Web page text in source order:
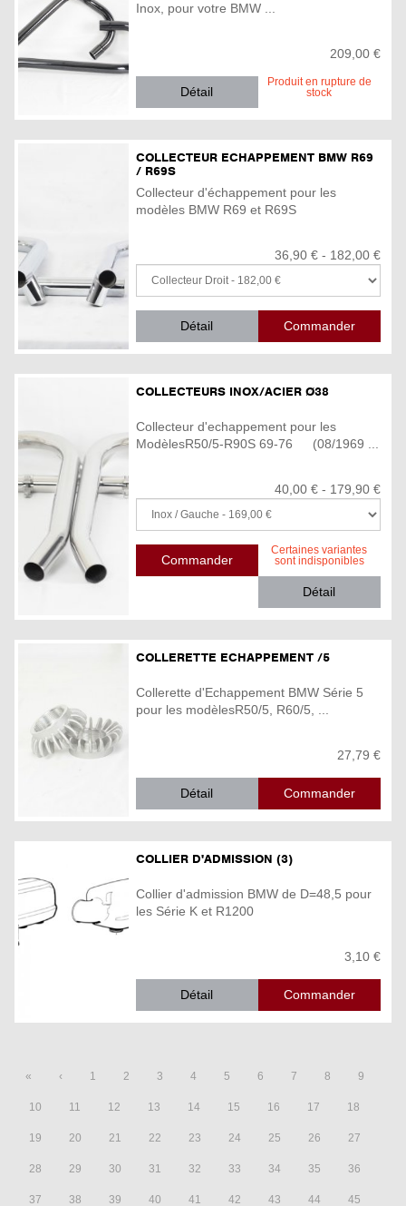
Inox, pour votre BMW ...
209,00 €
Produit en rupture de
stock
Détail
COLLECTEUR ECHAPPEMENT BMW R69
/ R69S
Collecteur d'échappement pour les
modèles BMW R69 et R69S
36,90 € - 182,00 €
Détail
COLLECTEURS INOX/ACIER Ø38
Collecteur d'echappement pour les
ModèlesR50/5-R90S 69-76 (08/1969 ...
40,00 € - 179,90 €
Certaines variantes
sont indisponibles
Détail
COLLERETTE ECHAPPEMENT /5
Collerette d'Echappement BMW Série 5
pour les modèlesR50/5, R60/5, ...
27,79 €
Détail
COLLIER D'ADMISSION (3)
Collier d'admission BMW de D=48,5 pour
les Série K et R1200
3,10 €
Détail
« ‹ 1 2 3 4 5 6 7 8 9
10 11 12 13 14 15 16 17 18
19 20 21 22 23 24 25 26 27
28 29 30 31 32 33 34 35 36
37 38 39 40 41 42 43 44 45